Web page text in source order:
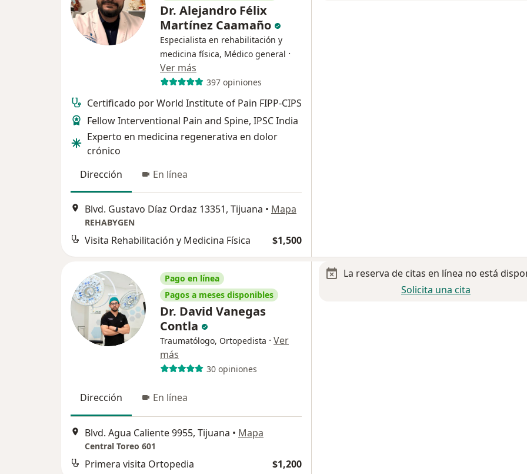
Dr. Alejandro Félix
Martínez Caamaño
Especialista en rehabilitación y
medicina física, Médico general ·
Ver más
397 opiniones
Certificado por World Institute of Pain FIPP-CIPS
Fellow Interventional Pain and Spine, IPSC India
Experto en medicina regenerativa en dolor
crónico
Dirección
En línea
Blvd. Gustavo Díaz Ordaz 13351, Tijuana • Mapa
REHABYGEN
Visita Rehabilitación y Medicina Física $1,500
Pago en línea
Pagos a meses disponibles
Dr. David Vanegas
Contla
Traumatólogo, Ortopedista · Ver
más
30 opiniones
Dirección En línea
Blvd. Agua Caliente 9955, Tijuana • Mapa
Central Toreo 601
Primera visita Ortopedia $1,200
La reserva de citas en línea no está
Solicita una cita